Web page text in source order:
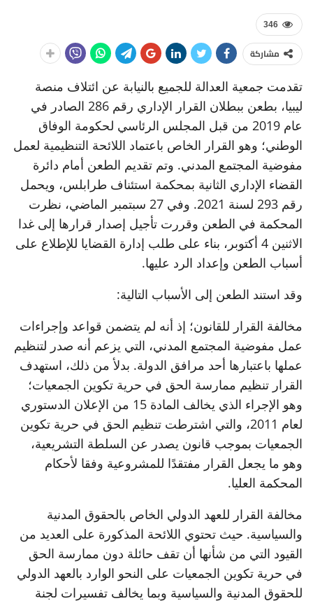
346
مشاركة
تقدمت جمعية العدالة للجميع بالنيابة عن ائتلاف منصة
ليبيا، بطعن ببطلان القرار الإداري رقم 286 الصادر في
عام 2019 من قبل المجلس الرئاسي لحكومة الوفاق
الوطني؛ وهو القرار الخاص باعتماد اللائحة التنظيمية لعمل
مفوضية المجتمع المدني. وتم تقديم الطعن أمام دائرة
القضاء الإداري الثانية بمحكمة استئناف طرابلس، ويحمل
رقم 293 لسنة 2021. وفي 27 سبتمبر الماضي، نظرت
المحكمة في الطعن وقررت تأجيل إصدار قرارها إلى غدا
الاثنين 4 أكتوبر، بناء على طلب إدارة القضايا للإطلاع على
أسباب الطعن وإعداد الرد عليها.
وقد استند الطعن إلى الأسباب التالية:
مخالفة القرار للقانون؛ إذ أنه لم يتضمن قواعد وإجراءات
عمل مفوضية المجتمع المدني، التي يزعم أنه صدر لتنظيم
عملها باعتبارها أحد مرافق الدولة. بدلأ من ذلك، استهدف
القرار تنظيم ممارسة الحق في حرية تكوين الجمعيات؛
وهو الإجراء الذي يخالف المادة 15 من الإعلان الدستوري
لعام 2011، والتي اشترطت تنظيم الحق في حرية تكوين
الجمعيات بموجب قانون يصدر عن السلطة التشريعية،
وهو ما يجعل القرار مفتقدًا للمشروعية وفقا لأحكام
المحكمة العليا.
مخالفة القرار للعهد الدولي الخاص بالحقوق المدنية
والسياسية. حيث تحتوي اللائحة المذكورة على العديد من
القيود التي من شأنها أن تقف حائلة دون ممارسة الحق
في حرية تكوين الجمعيات على النحو الوارد بالعهد الدولي
للحقوق المدنية والسياسية وبما يخالف تفسيرات لجنة